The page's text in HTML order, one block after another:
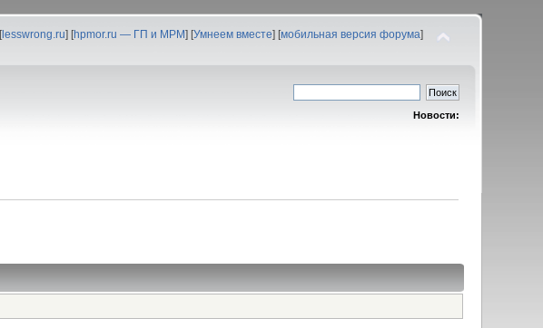
[lesswrong.ru] [hpmor.ru — ГП и МРМ] [Умнеем вместе] [мобильная версия форума]
Новости: